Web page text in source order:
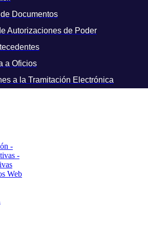
Documentos
Autorizaciones de Poder
a Oficios
a la Tramitación Electrónica
-
-
Web